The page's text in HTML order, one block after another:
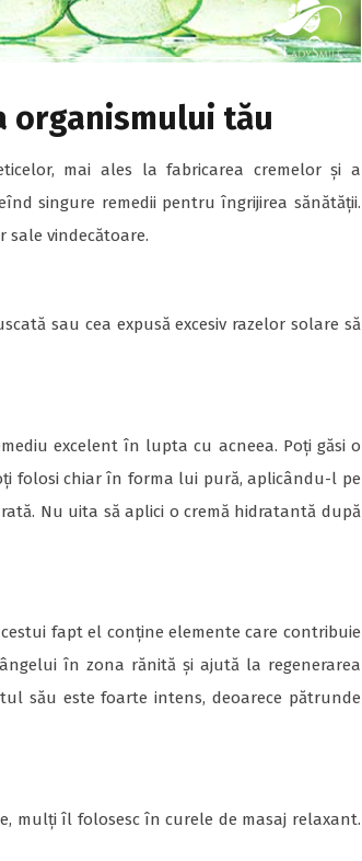
organismului tău
mai ales la fabricarea cremelor și a
singure remedii pentru îngrijirea sănătății.
sale vindecătoare.
sau cea expusă excesiv razelor solare să
excelent în lupta cu acneea. Poți găsi o
folosi chiar în forma lui pură, aplicându-l pe
Nu uita să aplici o cremă hidratantă după
fapt el conține elemente care contribuie
în zona rănită și ajută la regenerarea
său este foarte intens, deoarece pătrunde
mulți îl folosesc în curele de masaj relaxant.